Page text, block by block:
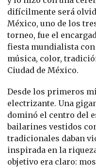
difícilmente será
México, uno de los
torneo, fue el
fiesta mundialista
música, color,
Ciudad de México.
Desde los primeros
electrizante. Una
dominó el centro del
bailarines vestidos
tradicionales daban
inspirada en la
objetivo era claro: